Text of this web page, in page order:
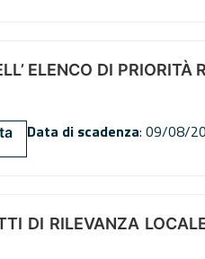
ELENCO DI
Data di scadenza: 09/08/
DI RILEVANZA